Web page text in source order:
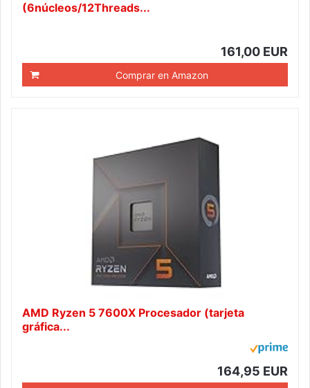
(6núcleos/12Threads...
161,00 EUR
Comprar en Amazon
AMD Ryzen 5 7600X Procesador (tarjeta
gráfica...
164,95 EUR